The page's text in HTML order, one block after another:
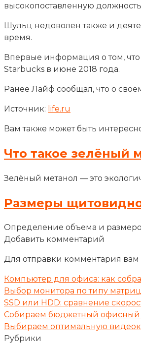
высокопоставленную
Шульц недоволен также и
время.
Впервые информация о том,
Starbucks в июне 2018 года.
Ранее Лайф сообщал, что о
Источник: life.ru
Вам также может быть
Что такое зелёный
Зелёный метанол — это
Размеры
Определение объема и
Добавить комментарий
Для отправки комментария
Компьютер для офиса: как
Выбор монитора по типу
SSD или HDD: сравнение
Собираем бюджетный офисный
Выбираем оптимальную
Рубрики